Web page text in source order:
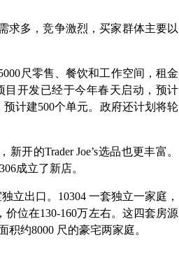
求多，竞争激烈，买家群体主要以
尺零售、餐饮和工作空间，租金
开发已经于今年春天启动，预计
预计建500个单元。政府还计划将轮
新开的Trader Joe’s选品也更丰富。
成立了新店。
立出口。 10304 一套独立一家庭，
价位在130-160万左右。这四套房源
积约8000 尺的豪宅两家庭。